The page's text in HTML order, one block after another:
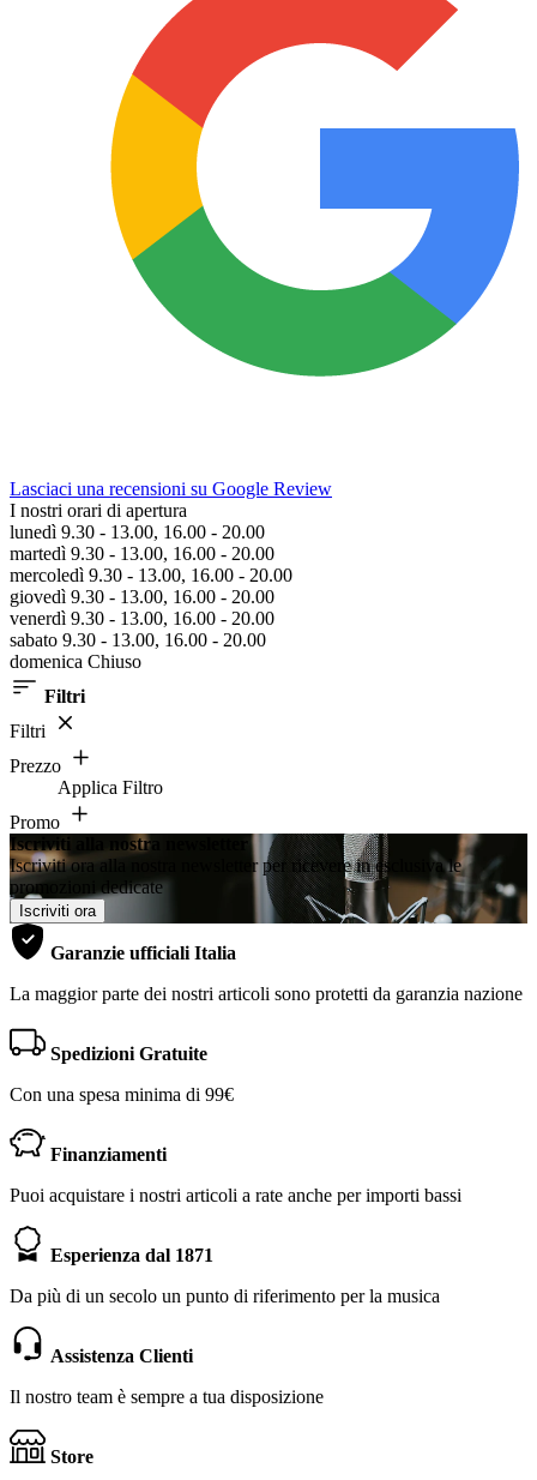
Lasciaci una recensioni su Google Review
I nostri orari di apertura
lunedì 9.30 - 13.00, 16.00 - 20.00
martedì 9.30 - 13.00, 16.00 - 20.00
mercoledì 9.30 - 13.00, 16.00 - 20.00
giovedì 9.30 - 13.00, 16.00 - 20.00
venerdì 9.30 - 13.00, 16.00 - 20.00
sabato 9.30 - 13.00, 16.00 - 20.00
domenica Chiuso
Filtri
Filtri
Prezzo
Applica Filtro
Promo
Iscriviti alla nostra newsletter
Iscriviti ora alla nostra newsletter per ricevere in esclusiva le
promozioni dedicate
Iscriviti ora
Garanzie ufficiali Italia
La maggior parte dei nostri articoli sono protetti da garanzia nazione
Spedizioni Gratuite
Con una spesa minima di 99€
Finanziamenti
Puoi acquistare i nostri articoli a rate anche per importi bassi
Esperienza dal 1871
Da più di un secolo un punto di riferimento per la musica
Assistenza Clienti
Il nostro team è sempre a tua disposizione
Store